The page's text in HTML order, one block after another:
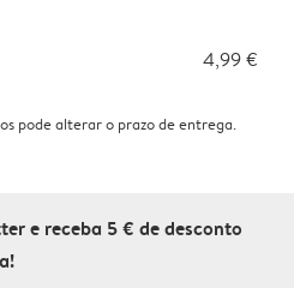
4,99 €
pode alterar o prazo de entrega.
e receba 5 € de desconto